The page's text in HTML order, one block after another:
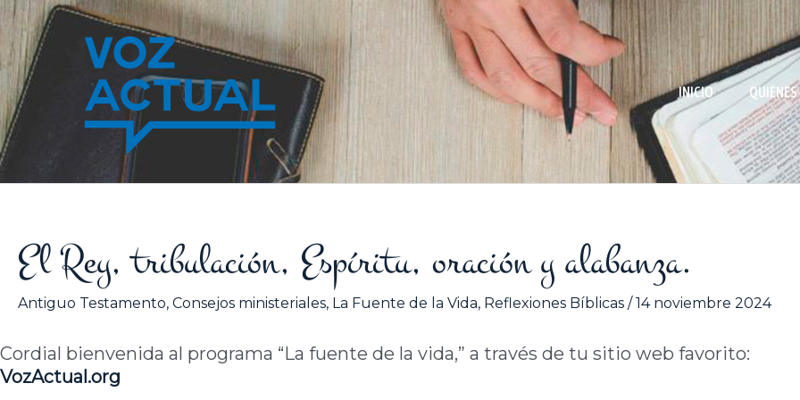
contenido
INICIO
El Rey, tribulación, Espíritu, oración y alabanza.
Antiguo Testamento, Consejos ministeriales, La Fuente de la Vida, Reflexiones Bíblicas /14 noviembre 2024
Cordial bienvenida al programa “La fuente de la vida,” a través de tu sitio web favorito:
VozActual.org